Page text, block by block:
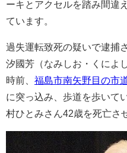
ーキとアクセルを踏み間違
ています。
過失運転致死の疑いで逮捕
汐國芳（なみしお・くによ
時前、 福島市南矢野目の市
に突っ込み、歩道を歩いて
村ひとみさん42歳を死亡さ